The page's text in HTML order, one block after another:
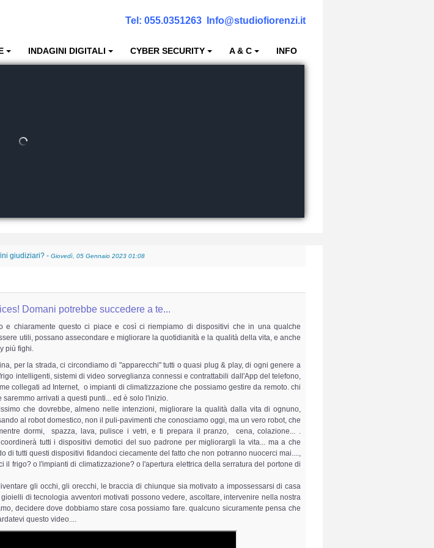
Tel: 055.0351263 Info@studiofiorenzi.it
INDAGINI DIGITALI CYBER SECURITY A & C INFO
giudiziari? - Giovedì, 05 Gennaio 2023 01:08
Domani potrebbe succedere a te...
e chiaramente questo ci piace e così ci riempiamo di dispositivi che in una qualche
utili, possano assecondare e migliorare la quotidianità e la qualità della vita, e anche
più fighi.
per la strada, ci circondiamo di "apparecchi" tutti o quasi plug & play, di ogni genere a
intelligenti, sistemi di video sorveglianza connessi e contrattabili dall'App del telefono,
collegati ad Internet, o impianti di climatizzazione che possiamo gestire da remoto. chi
arrivati a questi punti... ed è solo l'inizio.
che dovrebbe, almeno nelle intenzioni, migliorare la qualità dalla vita di ognuno,
al robot domestico, non il puli-pavimenti che conosciamo oggi, ma un vero robot, che
dormi, spazza, lava, pulisce i vetri, e ti prepara il pranzo, cena, colazione... .
tutti i dispositivi demotici del suo padrone per migliorargli la vita... ma a che
di tutti questi dispositivi fidandoci ciecamente del fatto che non potranno nuocerci mai....,
il frigo? o l'impianti di climatizzazione? o l'apertura elettrica della serratura del portone di
gli occhi, gli orecchi, le braccia di chiunque sia motivato a impossessarsi di casa
di tecnologia avventori motivati possono vedere, ascoltare, intervenire nella nostra
decidere dove dobbiamo stare cosa possiamo fare. qualcuno sicuramente pensa che
questo video....